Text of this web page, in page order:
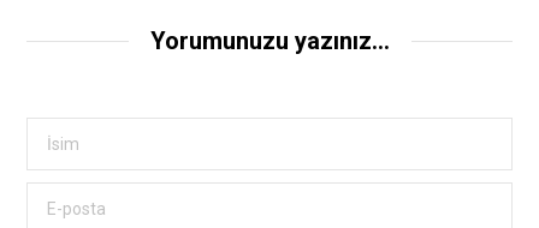
Yorumunuzu yazınız...